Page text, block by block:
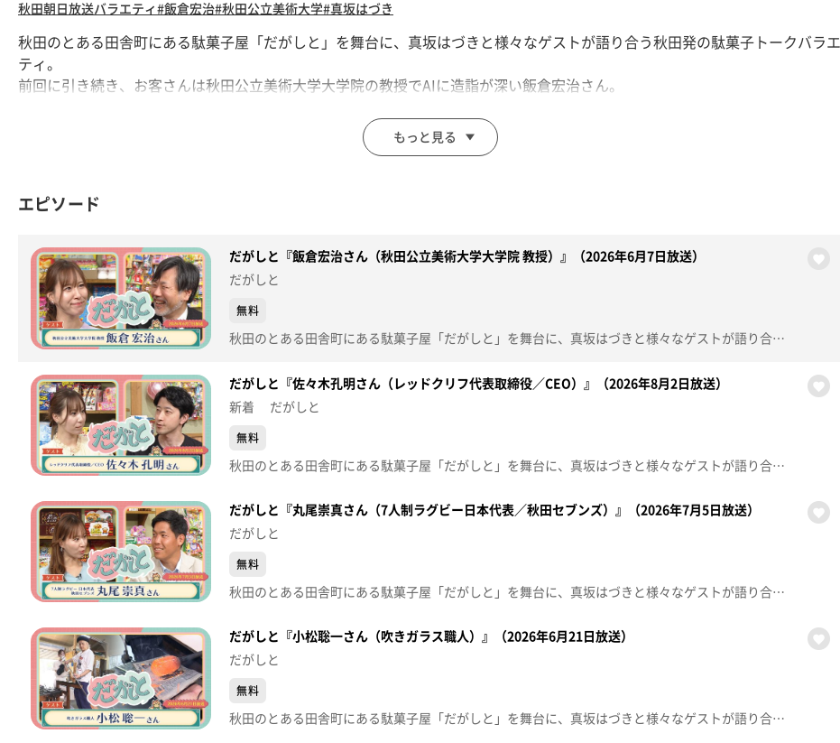
秋田朝日放送バラエティ #飯倉宏治#秋田公立美術大学#真坂はづき
秋田のとある田舎町にある駄菓子屋「だがしと」を舞台に、真坂はづきと様々なゲストが語り合う秋田発の駄菓子トークバラエ
ティ。
前回に引き続き、お客さんは秋田公立美術大学大学院の教授でAIに造詣が深い飯倉宏治さん。
さらに飯倉さんが作った数々のCG作品を見ながら、『CG』と『複合芸術』というキーワードでまだまだ深掘りしていく。
【放送日】2026年6月7日
もっと見る
エピソード
だがしと『飯倉宏治さん（秋田公立美術大学大学院 教授）』（2026年6月7日放送）
だがしと
無料
秋田のとある田舎町にある駄菓子屋「だがしと」を舞台に、真坂はづきと様々なゲストが語り合う秋田発の駄菓子トークバラエティ。前回に引き続き、お客さんは秋田公立美術大学大学院の教授でAIに造詣が深い飯倉宏治さん。生成AIと一緒に10周年特番に向けた10年計画を考えるが、予想以上の堅実で現実的な回答が続出。さらに飯倉さんが作った数々のCG作品を見ながら、『CG』と『複合芸術』というキーワードでまだまだ深掘りしていく。【放送局】秋田朝日放送【放送日】2026年6月7日
だがしと『佐々木孔明さん（レッドクリフ代表取締役／CEO）』（2026年8月2日放送）
新着 だがしと
無料
秋田のとある田舎町にある駄菓子屋「だがしと」を舞台に、真坂はづきと様々なゲストが語り合う秋田発の駄菓子トークバラエティ。前回に引き続きお客さんは秋田市出身、ドローンショーを企画・運営するレッドクリフの代表取締役／CEOの佐々木孔明さん。レッドクリフ設立からドローンショーとの出会い！今では全国各地の大型イベントで観る人を魅了する空のエンターテインメント。実現に至るまでの苦労も。さらに佐々木さんが見据えるドローンショーのこれからについても深掘りする。迫力満点のドローンショーもたっぷり。【放送局】秋田朝日放送【放送日】2026年8月2日
だがしと『丸尾崇真さん（7人制ラグビー日本代表／秋田セブンズ）』（2026年7月5日放送）
だがしと
無料
秋田のとある田舎町にある駄菓子屋「だがしと」を舞台に、真坂はづきと様々なゲストが語り合う秋田発の駄菓子トークバラエティ。前回に引き続き、お客さんはパリ五輪の7人制ラグビー日本代表で秋田セブンズの丸尾崇真さん。日本代表として臨んだパリ五輪、発足1年目の秋田セブンズで達成した日本一。オックスフォードを目指す中で、ラグビーに対しても熱い思いが芽生えていく。秋田から世界を見据える丸尾さんの思いは？【放送局】秋田朝日放送【放送日】2026年7月5日
だがしと『小松聡一さん（吹きガラス職人）』（2026年6月21日放送）
だがしと
無料
秋田のとある田舎町にある駄菓子屋「だがしと」を舞台に、真坂はづきと様々なゲストが語り合う秋田発の駄菓子トークバラエティ。引き続き、吹きガラス職人・小松聡一さん。カナダ留学をきっかけに、ガラス職人の道を志し、単身イタリアへ渡ってヴェネチアングラスの本場で修業を積む。その中で技術だけでなく、ある“気づき”を得ることに。2006年には秋田に自身のガラス工房を設立し、現在に至るまで作品を生み出し続けている。愛犬「ムーコ」と共に過ごした16年の暮らしも語る。さらに工房では「うまい棒入れ」の制作にも挑戦！【放送局】秋田朝日放送【放送日】2026年6月21日